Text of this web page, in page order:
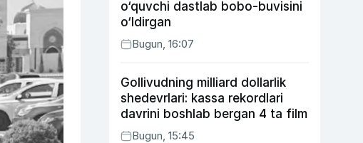
o‘quvchi dastlab bobo-buvisini
o‘ldirgan
Bugun, 16:07
Gollivudning milliard dollarlik
shedevrlari: kassa rekordlari
davrini boshlab bergan 4 ta film
Bugun, 15:45